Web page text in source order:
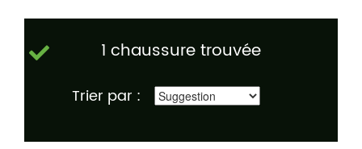
1 chaussure trouvée
Trier par :